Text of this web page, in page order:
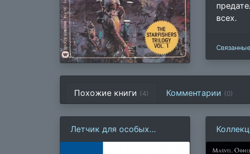
всех.
Похожие книги (4) Комментарии (0)
Летчик для особых
поручений
016: